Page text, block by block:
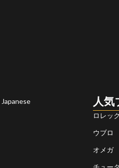
Japanese 人気
ロレッ
ウブロ
オメガ